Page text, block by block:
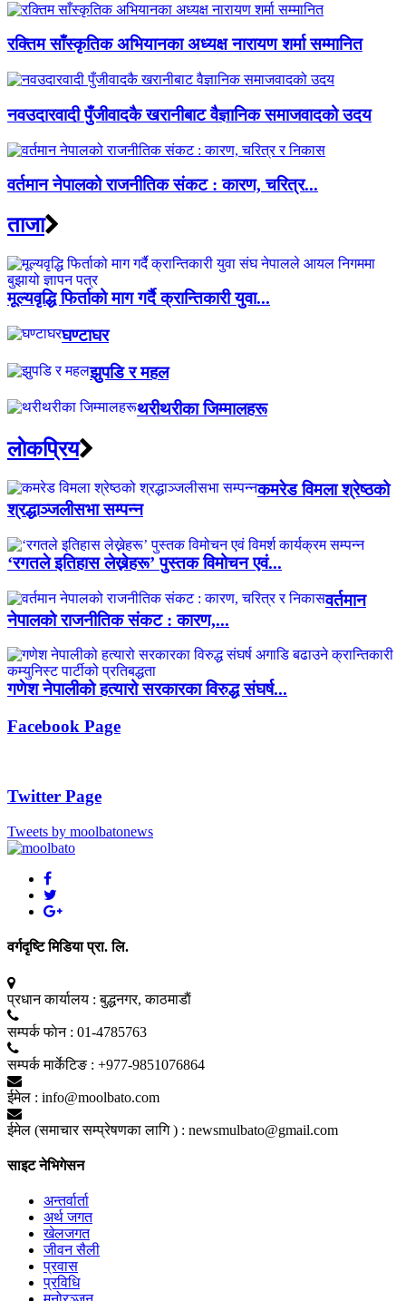
रक्तिम साँस्कृतिक अभियानका अध्यक्ष नारायण शर्मा सम्मानित
नवउदारवादी पुँजीवादकै खरानीबाट वैज्ञानिक समाजवादको उदय
वर्तमान नेपालको राजनीतिक संकट : कारण, चरित्र...
ताजा
मूल्यवृद्धि फिर्ताको माग गर्दै क्रान्तिकारी युवा...
घण्टाघर
झुपडि र महल
थरीथरीका जिम्मालहरू
लाेकप्रिय
कमरेड विमला श्रेष्ठको
श्रद्धाञ्जलीसभा सम्पन्न
‘रगतले इतिहास लेख्नेहरू’ पुस्तक विमोचन एवं...
वर्तमान
नेपालको राजनीतिक संकट : कारण,...
गणेश नेपालीको हत्यारो सरकारका विरुद्ध संघर्ष...
Facebook Page
Twitter Page
Tweets by moolbatonews
वर्गदृष्टि मिडिया प्रा. लि.
प्रधान कार्यालय : बुद्धनगर, काठमाडाैं
सम्पर्क फाेन : 01-4785763
सम्पर्क मार्केटिङ : +977-9851076864
ईमेल : info@moolbato.com
ईमेल (समाचार सम्प्रेषणका लागि ) : newsmulbato@gmail.com
साइट नेभिगेसन
अन्तर्वार्ता
अर्थ जगत
खेलजगत
जीवन सैली
प्रवास
प्रविधि